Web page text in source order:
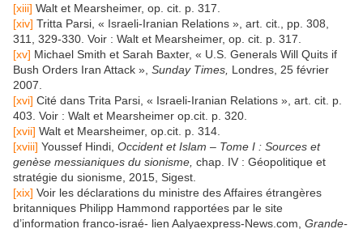
[xiii] Walt et Mearsheimer, op. cit. p. 317.
[xiv] Tritta Parsi, « Israeli-Iranian Relations », art. cit., pp. 308,
311, 329-330. Voir : Walt et Mearsheimer, op. cit. p. 317.
[xv] Michael Smith et Sarah Baxter, « U.S. Generals Will Quits if
Bush Orders Iran Attack », Sunday Times, Londres, 25 février
2007.
[xvi] Cité dans Trita Parsi, « Israeli-Iranian Relations », art. cit. p.
403. Voir : Walt et Mearsheimer op.cit. p. 320.
[xvii] Walt et Mearsheimer, op.cit. p. 314.
[xviii] Youssef Hindi, Occident et Islam – Tome I : Sources et
genèse messianiques du sionisme, chap. IV : Géopolitique et
stratégie du sionisme, 2015, Sigest.
[xix] Voir les déclarations du ministre des Affaires étrangères
britanniques Philipp Hammond rapportées par le site
d’information franco-israé- lien Aalyaexpress-News.com, Grande-